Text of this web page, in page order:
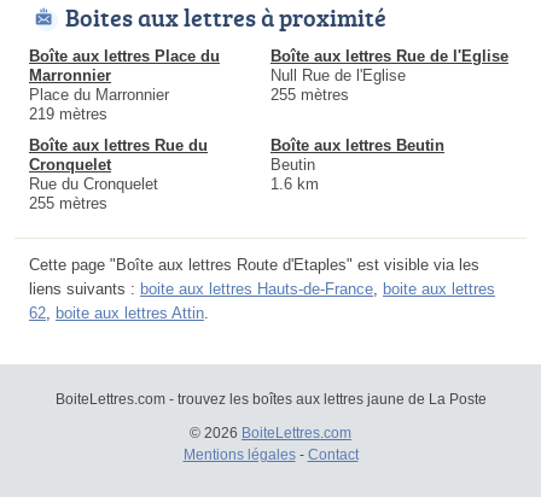
Boites aux lettres à proximité
Boîte aux lettres Place du
Marronnier
Place du Marronnier
219 mètres
Boîte aux lettres Rue de l'Eglise
Null Rue de l'Eglise
255 mètres
Boîte aux lettres Rue du
Cronquelet
Rue du Cronquelet
255 mètres
Boîte aux lettres Beutin
Beutin
1.6 km
Cette page "Boîte aux lettres Route d'Etaples" est visible via les
liens suivants : boite aux lettres Hauts-de-France boite aux lettres
62 boite aux lettres Attin
BoiteLettres.com - trouvez les boîtes aux lettres jaune de La Poste
© 2026 BoiteLettres.com
Mentions légales- Contact